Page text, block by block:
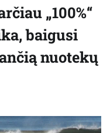
„100%“
baigusi
nuotekų